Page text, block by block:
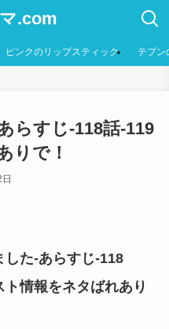
.com
ピンクのリップスティック テプン
らすじ-118話-119
りで！
した-あらすじ-118
情報をネタばれあり